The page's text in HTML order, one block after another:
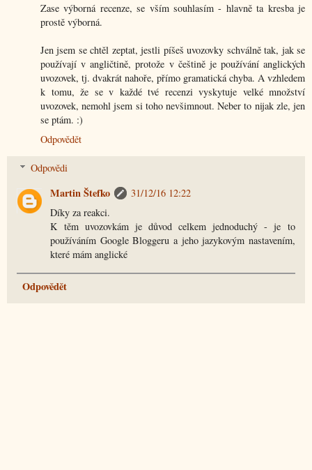
Zase výborná recenze, se vším souhlasím - hlavně ta kresba je
prostě výborná.
Jen jsem se chtěl zeptat, jestli píšeš uvozovky schválně tak, jak se
používají v angličtině, protože v češtině je používání anglických
uvozovek, tj. dvakrát nahoře, přímo gramatická chyba. A vzhledem
k tomu, že se v každé tvé recenzi vyskytuje velké množství
uvozovek, nemohl jsem si toho nevšimnout. Neber to nijak zle, jen
se ptám. :)
Odpovědět
Odpovědi
Martin Štefko
31/12/16 12:22
Díky za reakci.
K těm uvozovkám je důvod celkem jednoduchý - je to
používáním Google Bloggeru a jeho jazykovým nastavením,
které mám anglické
Odpovědět